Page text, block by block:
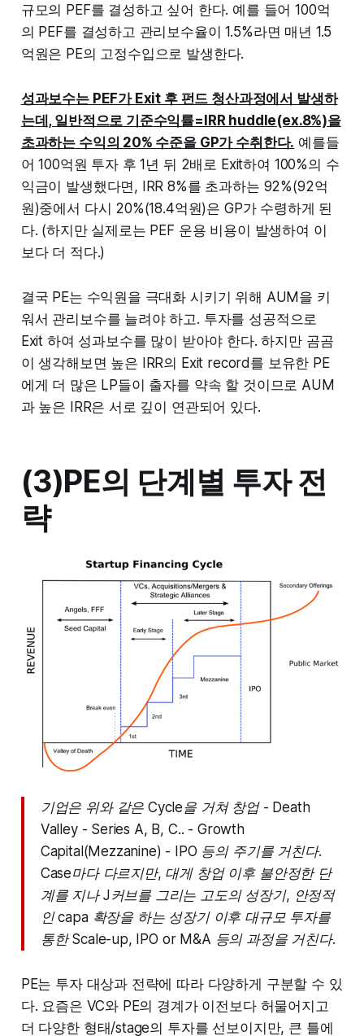
규모의 PEF를 결성하고 싶어 한다. 예를 들어 100억
의 PEF를 결성하고 관리보수율이 1.5%라면 매년 1.5
억원은 PE의 고정수입으로 발생한다.
성과보수는 PEF가 Exit 후 펀드 청산과정에서 발생하
는데, 일반적으로 기준수익률=IRR huddle(ex.8%)을
초과하는 수익의 20% 수준을 GP가 수취한다. 예를들
어 100억원 투자 후 1년 뒤 2배로 Exit하여 100%의 수
익금이 발생했다면, IRR 8%를 초과하는 92%(92억
원)중에서 다시 20%(18.4억원)은 GP가 수령하게 된
다. (하지만 실제로는 PEF 운용 비용이 발생하여 이
보다 더 적다.)
결국 PE는 수익원을 극대화 시키기 위해 AUM을 키
워서 관리보수를 늘려야 하고. 투자를 성공적으로
Exit 하여 성과보수를 많이 받아야 한다. 하지만 곰곰
이 생각해보면 높은 IRR의 Exit record를 보유한 PE
에게 더 많은 LP들이 출자를 약속 할 것이므로 AUM
과 높은 IRR은 서로 깊이 연관되어 있다.
(3)PE의 단계별 투자 전
략
기업은 위와 같은 Cycle을 거쳐 창업 - Death
Valley - Series A, B, C.. - Growth
Capital(Mezzanine) - IPO 등의 주기를 거친다.
Case마다 다르지만, 대게 창업 이후 불안정한 단
계를 지나 J커브를 그리는 고도의 성장기, 안정적
인 capa 확장을 하는 성장기 이후 대규모 투자를
통한 Scale-up, IPO or M&A 등의 과정을 거친다.
PE는 투자 대상과 전략에 따라 다양하게 구분할 수 있
다. 요즘은 VC와 PE의 경계가 이전보다 허물어지고
더 다양한 형태/stage의 투자를 선보이지만, 큰 틀에